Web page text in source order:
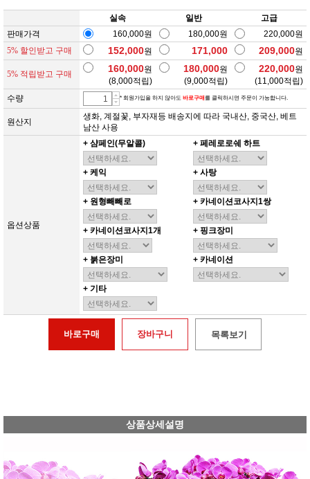
실속 일반
고급
판매가격
160,000원 180,000원
220,000원
5% 할인받고 구매
152,000원 171,000 209,000원
5% 적립받고 구매 160,000원
(8,000적립)
180,000원
(9,000적립)
220,000원
(11,000적립)
수량
* 회원가입을 하지 않아도 바로구매를 클릭하시면 주문이 가능합니다.
원산지
생화, 계절꽃, 부자재등 배송지에 따라 국내산, 중국산, 베트
남산 사용
옵션상품
+ 샴페인(무알콜) + 페레로로쉐 하트
+ 케익 + 사탕
+ 원형빼빼로 + 카네이션코사지1쌍
+ 카네이션코사지1개 + 핑크장미
+ 붉은장미 + 카네이션
+ 기타
바로구매 장바구니 목록보기
상품상세설명